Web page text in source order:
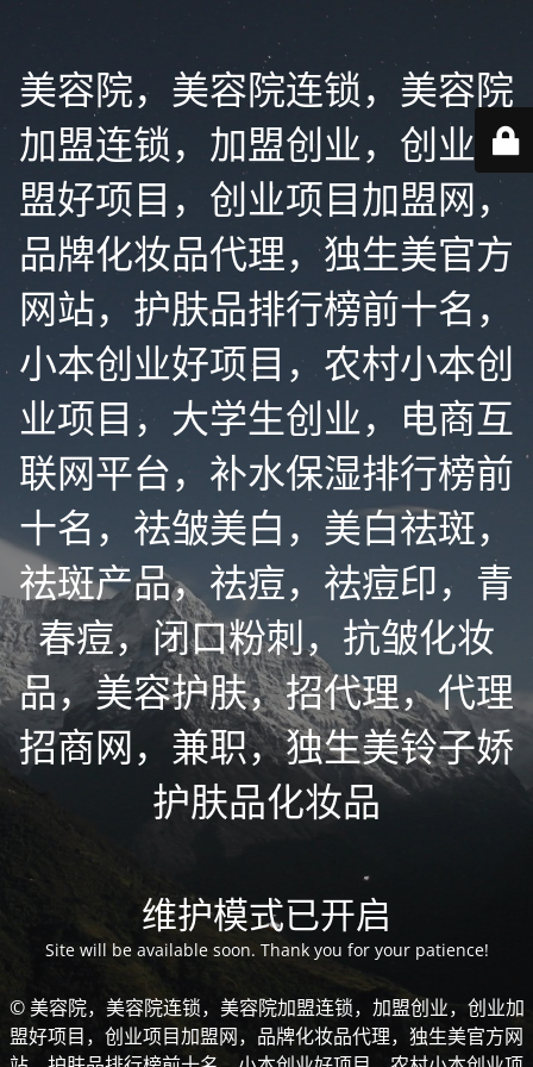
美容院，美容院连锁，美容院
加盟连锁，加盟创业，创业加
盟好项目，创业项目加盟网，
品牌化妆品代理，独生美官方
网站，护肤品排行榜前十名，
小本创业好项目，农村小本创
业项目，大学生创业，电商互
联网平台，补水保湿排行榜前
十名，祛皱美白，美白祛斑，
祛斑产品，祛痘，祛痘印，青
春痘，闭口粉刺，抗皱化妆
品，美容护肤，招代理，代理
招商网，兼职，独生美铃子娇
护肤品化妆品
维护模式已开启
Site will be available soon. Thank you for your patience!
© 美容院，美容院连锁，美容院加盟连锁，加盟创业，创业加
盟好项目，创业项目加盟网，品牌化妆品代理，独生美官方网